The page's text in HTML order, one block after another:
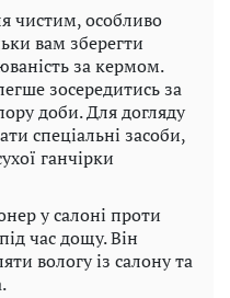
чистим, особливо
вам зберегти
за кермом.
зосередитись за
доби. Для догляду
спеціальні засоби,
ганчірки
у салоні проти
час дощу. Він
вологу із салону та